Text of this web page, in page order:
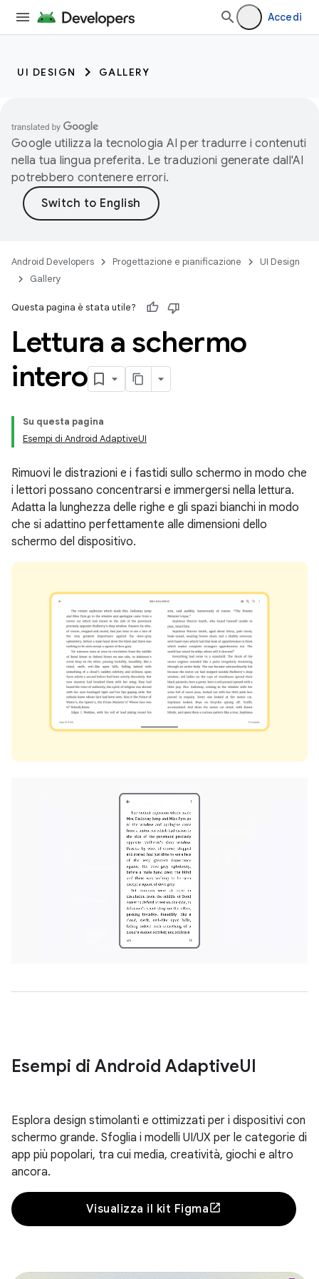
Accedi
UI DESIGN GALLERY
Google utilizza la tecnologia AI per tradurre i contenuti
nella tua lingua preferita. Le traduzioni generate dall'AI
potrebbero contenere errori.
Android Developers Progettazione e pianificazione
UI Design
Gallery
Questa pagina è stata utile?
Lettura a schermo
intero
Su questa pagina
Esempi di Android AdaptiveUI
Rimuovi le distrazioni e i fastidi sullo schermo in modo che
i lettori possano concentrarsi e immergersi nella lettura.
Adatta la lunghezza delle righe e gli spazi bianchi in modo
che si adattino perfettamente alle dimensioni dello
schermo del dispositivo.
Esempi di Android AdaptiveUI
Esplora design stimolanti e ottimizzati per i dispositivi con
schermo grande. Sfoglia i modelli UI/UX per le categorie di
app più popolari, tra cui media, creatività, giochi e altro
ancora.
Visualizza il kit Figma